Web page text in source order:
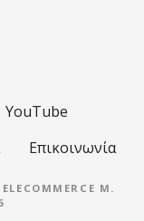
YouTube
Επικοινωνία
M.